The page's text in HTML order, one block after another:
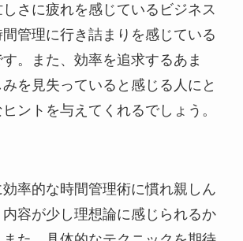
さに疲れを感じているビジネス
管理に行き詰まりを感じている
。また、効率を追求するあま
を見失っていると感じる人にと
ントを与えてくれるでしょう。
率的な時間管理術に慣れ親しん
容が少し理想論に感じられるか